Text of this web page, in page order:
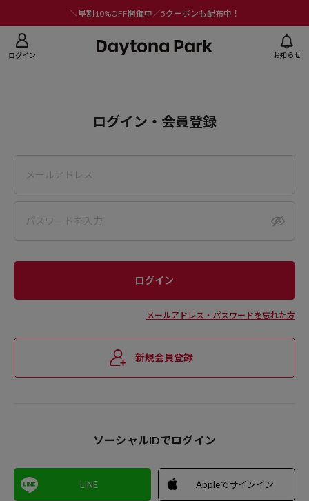
＼早割10%OFF開催中／5クーポンも配布中！
ログイン お知らせ
ログイン・会員登録
メールアドレス・パスワードを忘れた方
新規会員登録
ソーシャルIDでログイン
LINE Appleでサインイン